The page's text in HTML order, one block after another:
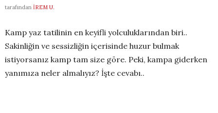
tarafından İREM U.
Kamp yaz tatilinin en keyifli yolculuklarından biri..
Sakinliğin ve sessizliğin içerisinde huzur bulmak
istiyorsanız kamp tam size göre. Peki, kampa giderken
yanımıza neler almalıyız? İşte cevabı..